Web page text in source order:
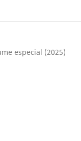
especial (2025)